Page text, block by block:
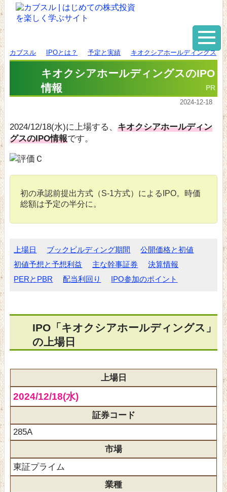
カブスル IPOとは？ 予定と実績 キオクシアホールディングス
キオクシアホールディングスのIPO
情報
2024-12-18
2024/12/18(水)に上場する、 キオクシアホールディン
グスのIPO情報です。
初の承認前提出方式（S-1方式）によるIPO。時価
総額は予定の半分に。
上場日 ブックビルディング期間
公開価格と初値
初値予想と予想利益
主な幹事証券
決算情報
PERとPBR
配当利回り IPO参加のポイント
IPO「キオクシアホールディングス」
の上場日
上場日
2024/12/18(水)
証券コード
285A
市場
東証プライム
業種